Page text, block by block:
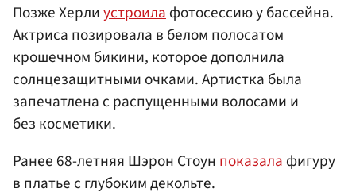
Позже Херлиустроилафотосессию у бассейна.
Актриса позировала в белом полосатом
крошечном бикини, которое дополнила
солнцезащитными очками. Артистка была
запечатлена с распущенными волосами и
без косметики.
Ранее 68-летняя Шэрон Стоунпоказалафигуру
в платье с глубоким декольте.